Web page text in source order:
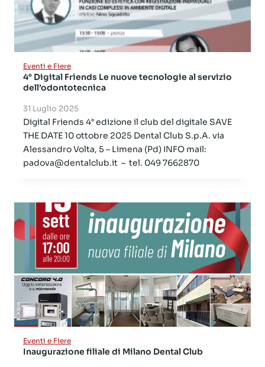
Eventi e Fiere
4° Digital Friends Le nuove tecnologie al servizio
dell’odontotecnica
31 Luglio 2025
Digital Friends 4° edizione il club del digitale SAVE
THE DATE 10 ottobre 2025 Dental Club S.p.A. via
Alessandro Volta, 5 – Limena (Pd) INFO mail:
padova@dentalclub.it – tel. 049 7662870
Eventi e Fiere
Inaugurazione filiale di Milano Dental Club